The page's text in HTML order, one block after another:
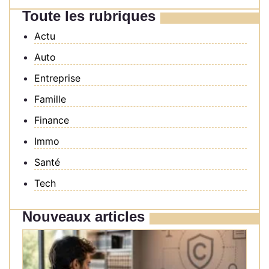
Toute les rubriques
Actu
Auto
Entreprise
Famille
Finance
Immo
Santé
Tech
Nouveaux articles